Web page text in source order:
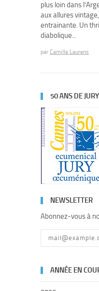
plus loin dans
aux allures
entrainante. Un
diabolique...
par Camille Laurens
50 ANS DE JURY
NEWSLETTER
Abonnez-vous à
ANNÉE EN